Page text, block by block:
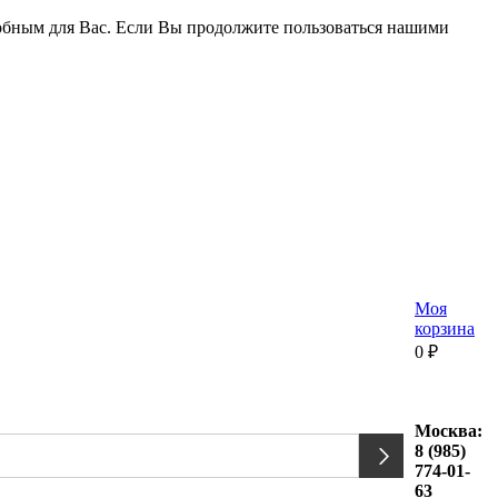
для Вас. Если Вы продолжите пользоваться нашими
Моя
корзина
0 ₽
Москва:
8 (985)
774-01-
63